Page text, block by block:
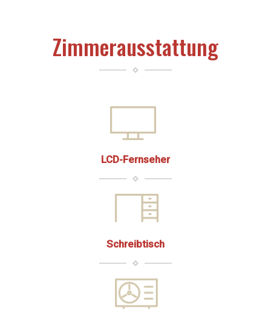
Zimmerausstattung
LCD-Fernseher
Schreibtisch